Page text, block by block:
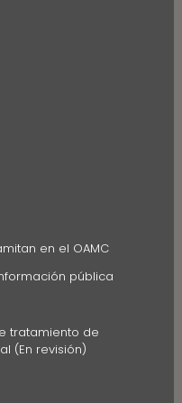
en el OAMC
pública
tratamiento de
(En revisión)